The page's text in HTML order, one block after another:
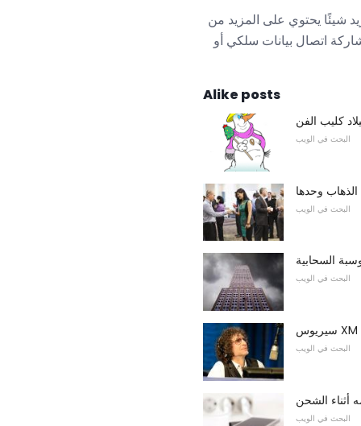
شيئًا يحتوي على المزيد من
اتصال بيانات سلكي أو
Alike posts
كليب الفن
البحث في الويب
وحدها
البحث في الويب
السحابية
البحث في الويب
البحث في الويب
أثناء الشحن
البحث في الويب